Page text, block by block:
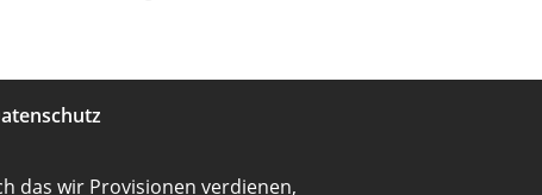
das wir Provisionen verdienen,